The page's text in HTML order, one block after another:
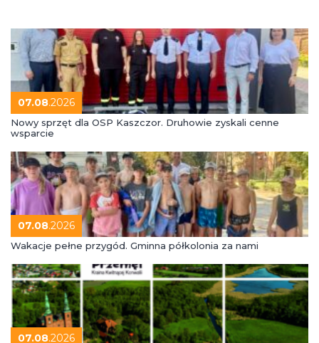
07.08.2026
Nowy sprzęt dla OSP Kaszczor. Druhowie zyskali cenne
wsparcie
07.08.2026
Wakacje pełne przygód. Gminna półkolonia za nami
07.08.2026